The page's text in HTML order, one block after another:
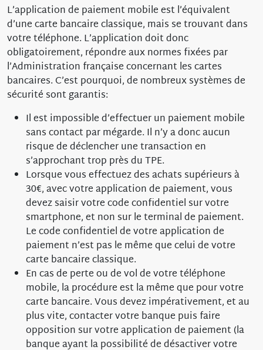
L’application de paiement mobile est l’équivalent
d’une carte bancaire classique, mais se trouvant dans
votre téléphone. L’application doit donc
obligatoirement, répondre aux normes fixées par
l’Administration française concernant les cartes
bancaires. C’est pourquoi, de nombreux systèmes de
sécurité sont garantis:
Il est impossible d’effectuer un paiement mobile
sans contact par mégarde. Il n’y a donc aucun
risque de déclencher une transaction en
s’approchant trop près du TPE.
Lorsque vous effectuez des achats supérieurs à
30€, avec votre application de paiement, vous
devez saisir votre code confidentiel sur votre
smartphone, et non sur le terminal de paiement.
Le code confidentiel de votre application de
paiement n’est pas le même que celui de votre
carte bancaire classique.
En cas de perte ou de vol de votre téléphone
mobile, la procédure est la même que pour votre
carte bancaire. Vous devez impérativement, et au
plus vite, contacter votre banque puis faire
opposition sur votre application de paiement (la
banque ayant la possibilité de désactiver votre